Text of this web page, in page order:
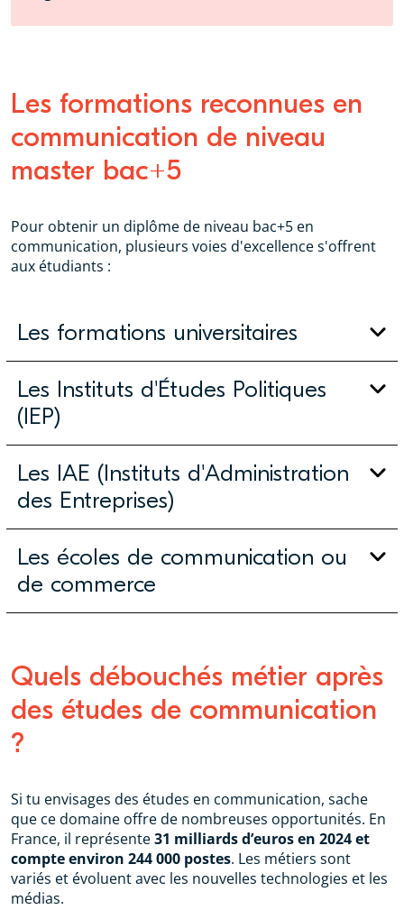
Les formations reconnues en
communication de niveau
master bac+5
Pour obtenir un diplôme de niveau bac+5 en
communication, plusieurs voies d'excellence s'offrent
aux étudiants :
Les formations universitaires
Les Instituts d'Études Politiques
(IEP)
Les IAE (Instituts d'Administration
des Entreprises)
Les écoles de communication ou
de commerce
Quels débouchés métier après
des études de communication
?
Si tu envisages des études en communication, sache
que ce domaine offre de nombreuses opportunités. En
France, il représente31 milliards d’euros en 2024 et
compte environ 244 000 postes. Les métiers sont
variés et évoluent avec les nouvelles technologies et les
médias.